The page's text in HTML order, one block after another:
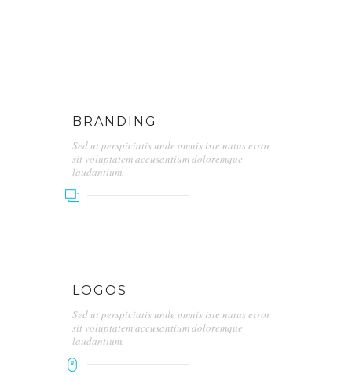
BRANDING
Sed ut perspiciatis unde omnis iste natus error
sit voluptatem accusantium doloremque
laudantium.
LOGOS
Sed ut perspiciatis unde omnis iste natus error
sit voluptatem accusantium doloremque
laudantium.